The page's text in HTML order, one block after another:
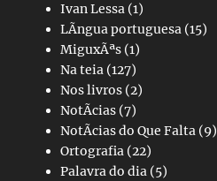
Ivan Lessa (1)
LÃ­ngua portuguesa (15)
MiguxÃªs (1)
Na teia (127)
Nos livros (2)
NotÃ­cias (7)
NotÃ­cias do Que Falta (9)
Ortografia (22)
Palavra do dia (5)